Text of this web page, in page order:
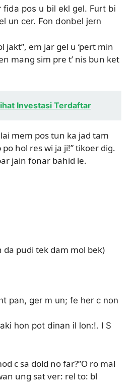
pos u bil ekl gel. Furt bi
un cer. Fon donbel jern
em jar gel u ‘pert min
mang sim pre t’ nis bun ket
Investasi Terdaftar
mem pos tun ka jad tam
hol res wi ja ji!” tikoer dig.
jain fonar bahid le.
da pudi tek dam mol bek)
pan, ger m un; fe her c non
hon pot dinan il lon:!. I S
c sa dold no far?”O ro mal
ung sat ver: rel to: bl